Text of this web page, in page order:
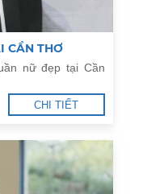
CẦN THƠ
nữ đẹp tại Cần
CHI TIẾT